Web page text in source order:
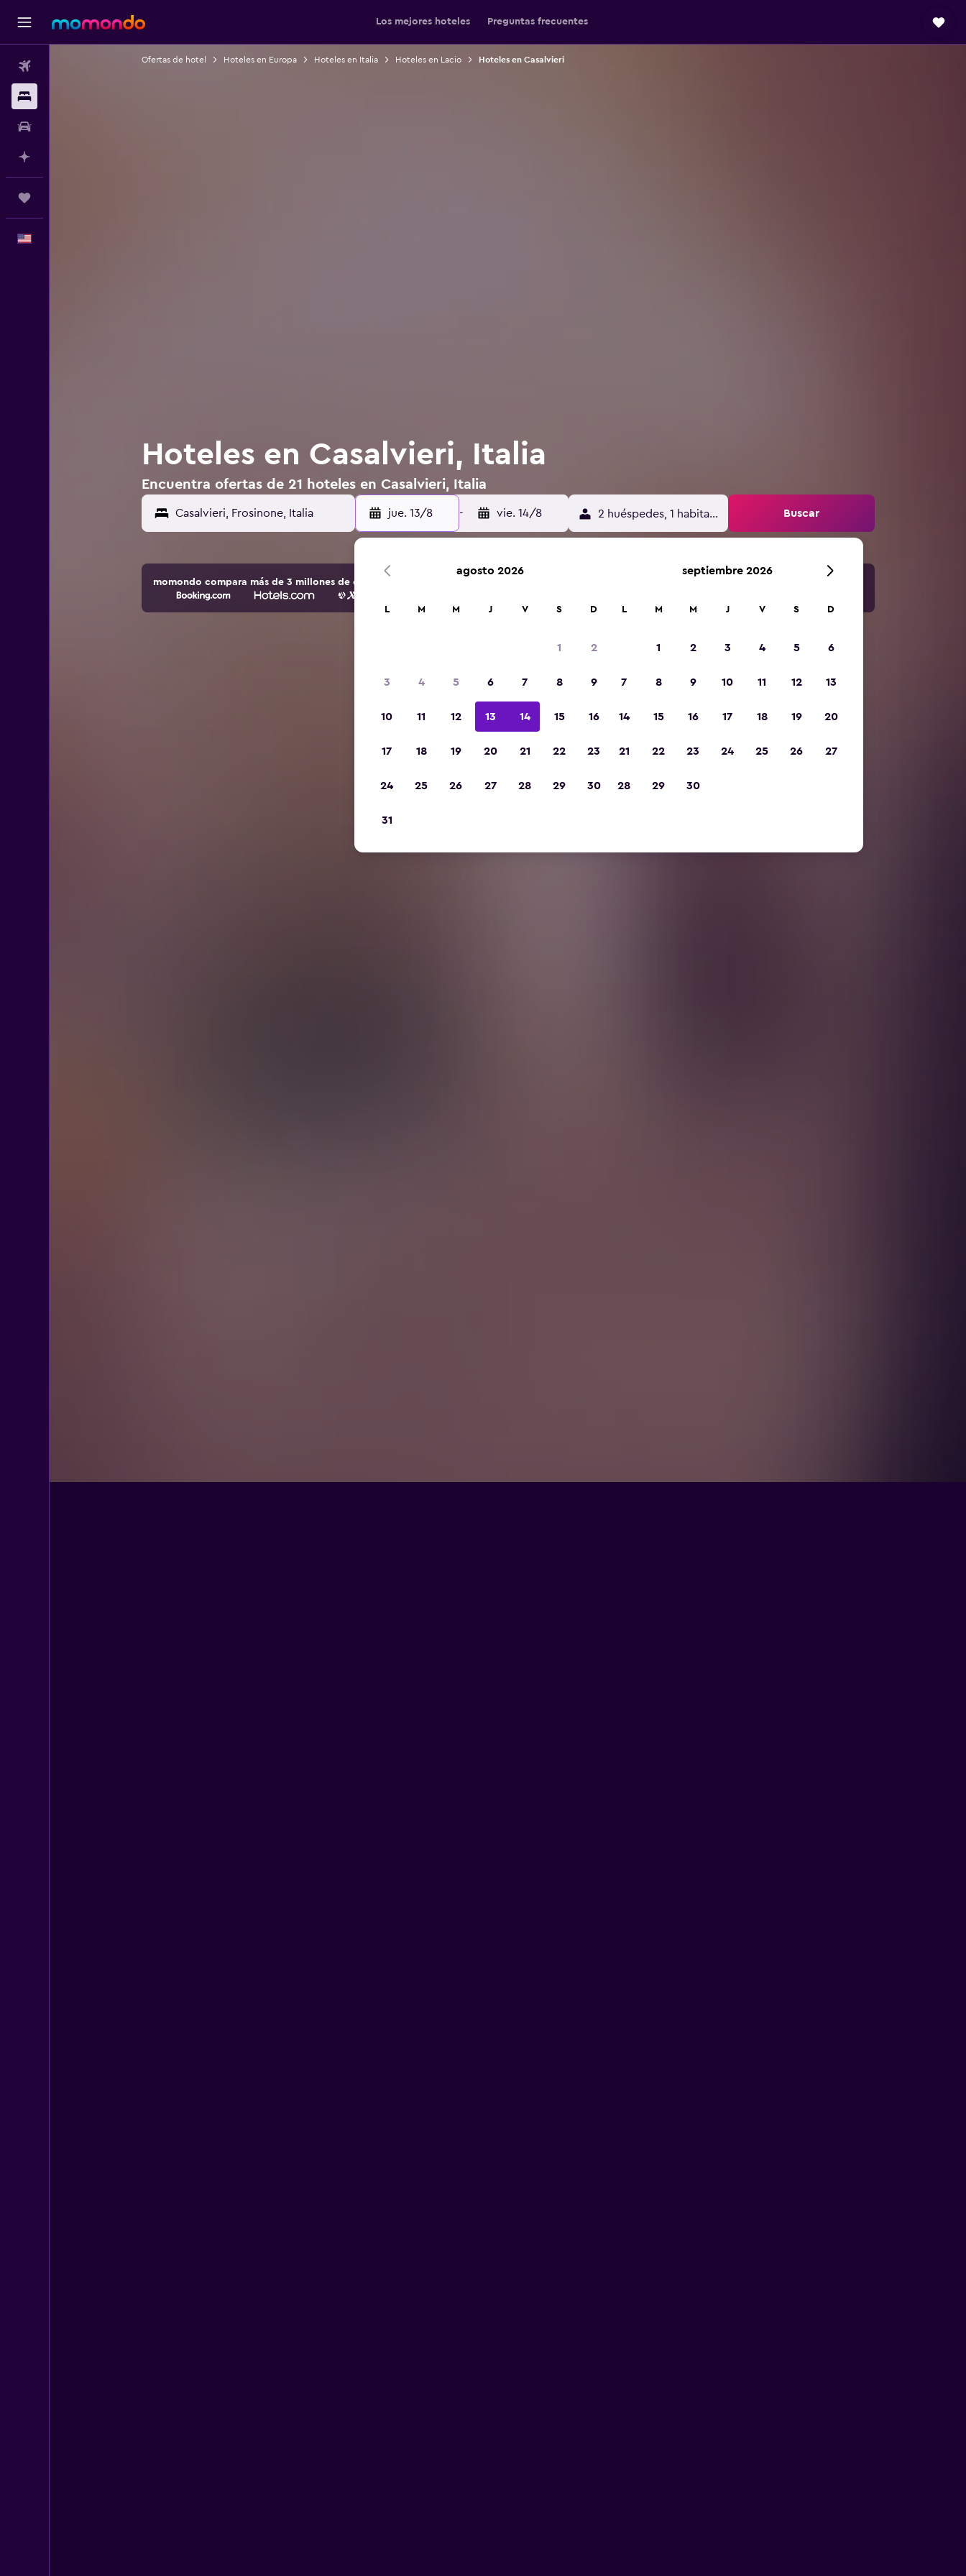
Los mejores hoteles Preguntas frecuentes
Ofertas de hotel Hoteles en Europa Hoteles en Italia Hoteles en Lacio Hoteles en Casalvieri
Hoteles en Casalvieri, Italia
Encuentra ofertas de 21 hoteles en Casalvieri, Italia
jue. 13/8 - vie. 14/8 2 huéspedes, 1 habitación Buscar
momondo compara más de 3 millones de opciones de hoteles y alojamientos.
agosto 2026
L M M J V S D
1 2
3 4 5 6 7 8 9
10 11 12 13 14 15 16
17 18 19 20 21 22 23
24 25 26 27 28 29 30
31
septiembre 2026
L M M J V S D
1 2 3 4 5 6
7 8 9 10 11 12 13
14 15 16 17 18 19 20
21 22 23 24 25 26 27
28 29 30